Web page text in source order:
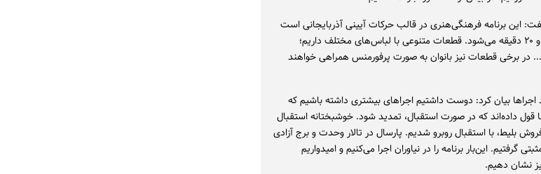
این برنامه فرهنگی‌هنری در قالب حرکات آیینی آذربایجانی است
که شامل ۱۶ قطعه در یک ساعت و ۲۰ دقیقه می‌شود. قطعات متنوعی با لباس‌های مختلف داریم؛
در برخی قطعات نیز بانوان به صورت پرفورمنس همراهی خواهند
اجراها بیان کرد: دوست داشتیم اجراهای بیشتری داشته باشیم که
قول داده‌اند که در صورت استقبال، تمدید شود. خوشبختانه استقبال
بلیط، با استقبال روبرو شدیم. پارسال در تالار وحدت و برج آزادی
گرفتیم. این‌بار برنامه را در نیاوران اجرا می‌کنیم و امیدواریم
نشان دهیم.